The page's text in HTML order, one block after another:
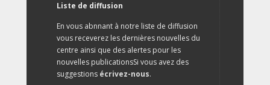
Liste de diffusion
En vous abnnant à notre liste de diffusion
vous receverez les dernières nouvelles du
centre ainsi que des alertes pour les
nouvelles publicationsSi vous avez des
suggestions écrivez-nous.